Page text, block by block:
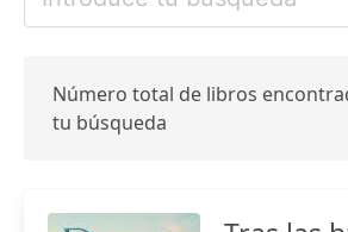
Número total de libros
tu búsqueda